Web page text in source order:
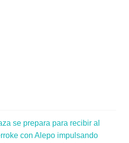
se prepara para recibir al
con Alepo impulsando